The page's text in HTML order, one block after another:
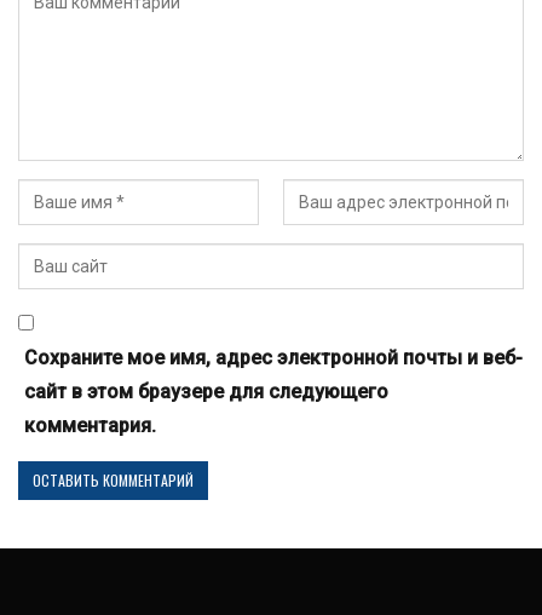
Сохраните мое имя, адрес электронной почты и веб-
сайт в этом браузере для следующего
комментария.